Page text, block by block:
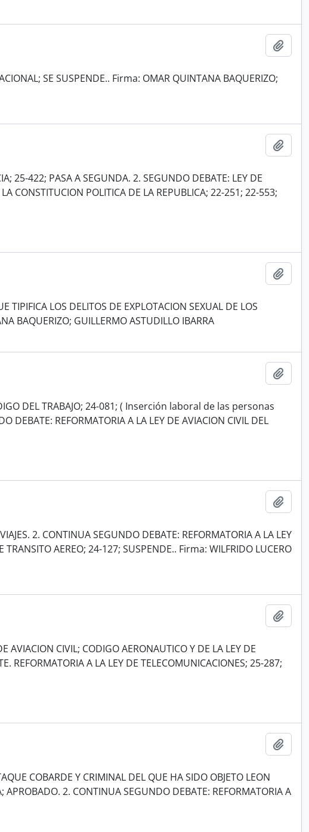
SE SUSPENDE.. Firma: OMAR QUINTANA BAQUERIZO;
25-422; PASA A SEGUNDA. 2. SEGUNDO DEBATE: LEY DE
CONSTITUCION POLITICA DE LA REPUBLICA; 22-251; 22-553;
TIPIFICA LOS DELITOS DE EXPLOTACION SEXUAL DE LOS
BAQUERIZO; GUILLERMO ASTUDILLO IBARRA
DEL TRABAJO; 24-081; ( Inserción laboral de las personas
REFORMATORIA A LA LEY DE AVIACION CIVIL DEL
2. CONTINUA SEGUNDO DEBATE: REFORMATORIA A LA LEY
AEREO; 24-127; SUSPENDE.. Firma: WILFRIDO LUCERO
AVIACION CIVIL; CODIGO AERONAUTICO Y DE LA LEY DE
REFORMATORIA A LA LEY DE TELECOMUNICACIONES; 25-287;
COBARDE Y CRIMINAL DEL QUE HA SIDO OBJETO LEON
APROBADO. 2. CONTINUA SEGUNDO DEBATE: REFORMATORIA A